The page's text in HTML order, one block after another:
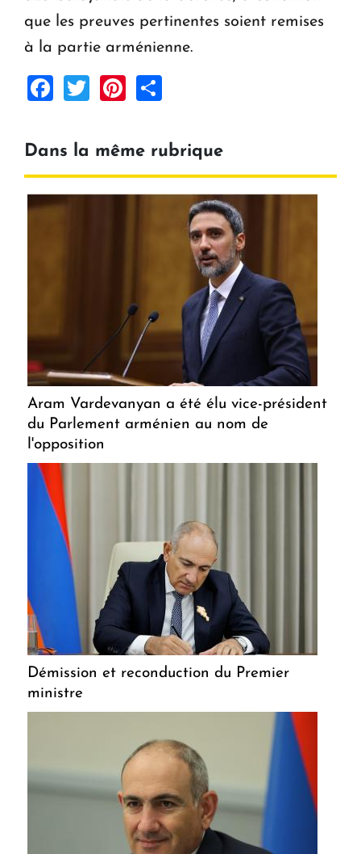
que les preuves pertinentes soient remises
à la partie arménienne.
Facebook
TwitterPinterest
Dans la même rubrique
Aram Vardevanyan a été élu vice-président
du Parlement arménien au nom de
l'opposition
Démission et reconduction du Premier
ministre